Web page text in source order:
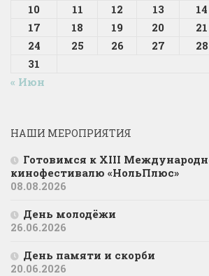
10
11 12 13 14
17
18 19 20 21
24
25 26 27 28
31
« Июн
НАШИ МЕРОПРИЯТИЯ
Готовимся к XIII
кинофестивалю «НольПлюс»
08.08.2026
День молодёжи
26.06.2026
День памяти и скорби
20.06.2026